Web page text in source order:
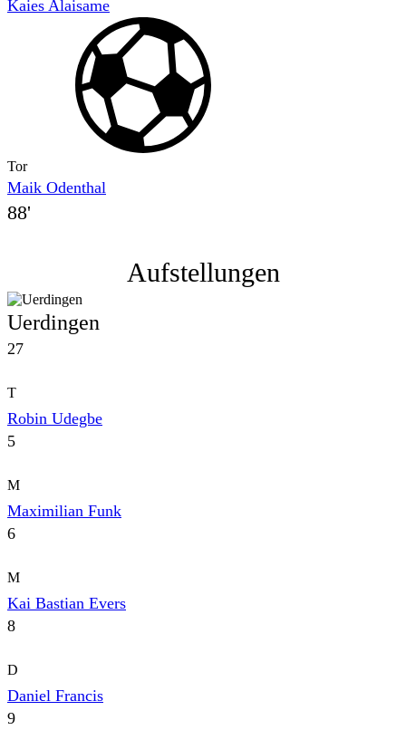
Kaies Alaisame
Tor
Maik Odenthal
88'
Aufstellungen
Uerdingen
27
T
Robin Udegbe
5
M
Maximilian Funk
6
M
Kai Bastian Evers
8
D
Daniel Francis
9